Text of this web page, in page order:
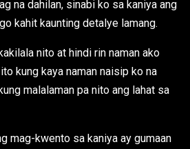
na dahilan, sinabi ko sa kaniya ang
kahit kaunting detalye lamang.
nito at hindi rin naman ako
kung kaya naman naisip ko na
malalaman pa nito ang lahat sa
mag-kwento sa kaniya ay gumaan